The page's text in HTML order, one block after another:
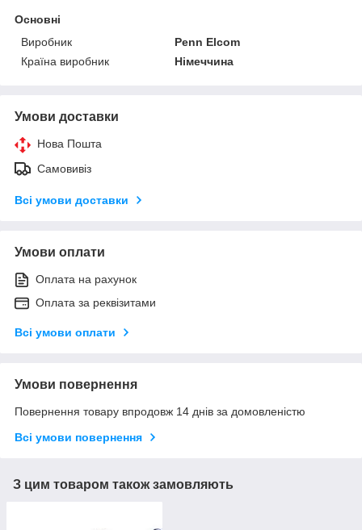
Основні
Виробник
Penn Elcom
Країна виробник
Німеччина
Умови доставки
Нова Пошта
Самовивіз
Всі умови доставки
Умови оплати
Оплата на рахунок
Оплата за реквізитами
Всі умови оплати
Умови повернення
Повернення товару впродовж 14 днів за домовленістю
Всі умови повернення
З цим товаром також замовляють